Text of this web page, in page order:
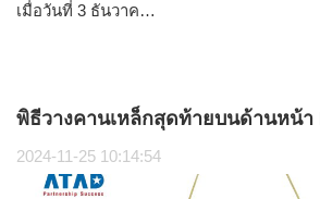
เมื่อวันที่ 3 ธันวาค…
พิธีวางคานเหล็กสุดท้ายบนด้านหน้า
2024-11-25 10:14:54